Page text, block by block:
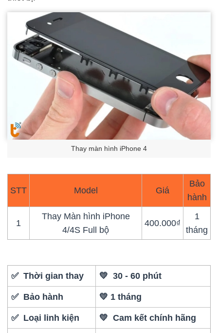
Thay màn hình iPhone 4
STT Model Giá
Bảo
hành
1
Thay Màn hình iPhone
4/4S Full bộ
400.000₫
1
tháng
✅ Thời gian thay 💛 30 - 60 phút
✅ Bảo hành 💛 1 tháng
✅ Loại linh kiện 💛 Cam kết chính hãng